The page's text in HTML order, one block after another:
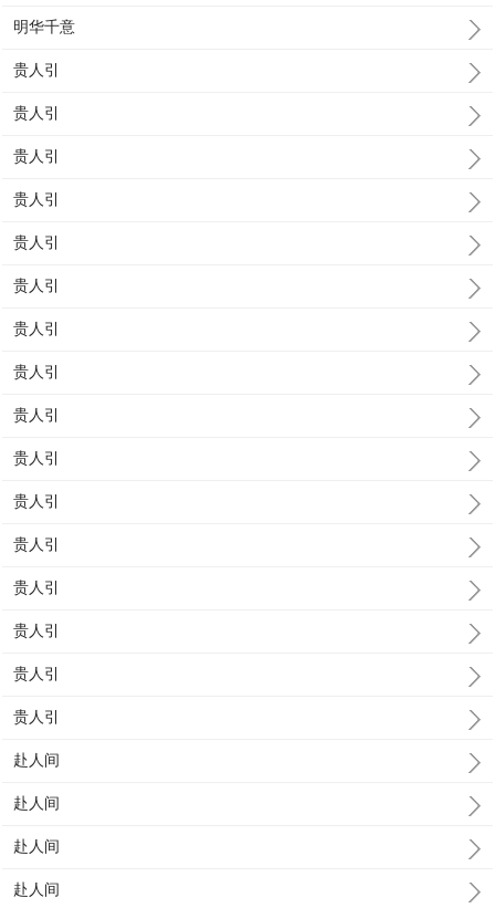
明华千意
贵人引
贵人引
贵人引
贵人引
贵人引
贵人引
贵人引
贵人引
贵人引
贵人引
贵人引
贵人引
贵人引
贵人引
贵人引
贵人引
赴人间
赴人间
赴人间
赴人间